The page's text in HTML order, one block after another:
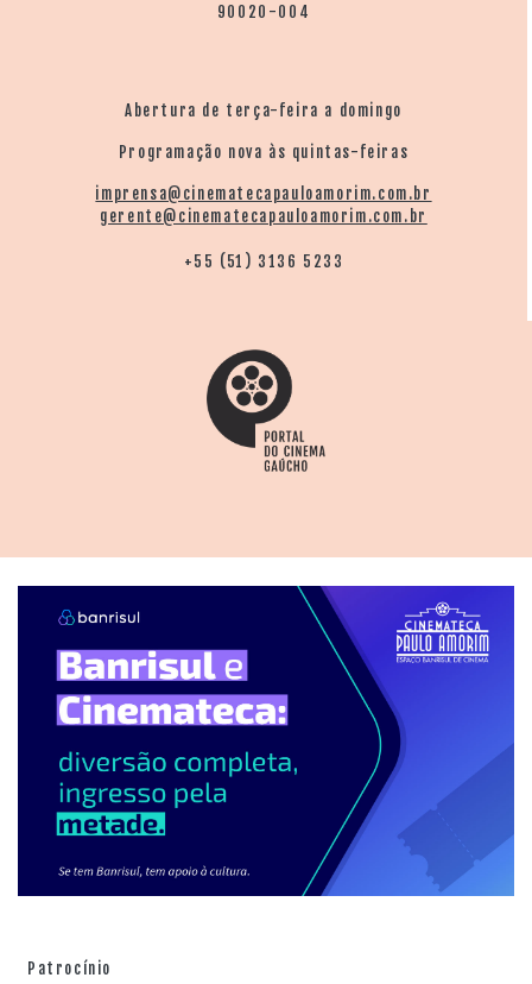
90020-004
Abertura de terça-feira a domingo
Programação nova às quintas-feiras
imprensa@cinematecapauloamorim.com.br
gerente@cinematecapauloamorim.com.br
+55 (51) 3136 5233
Patrocínio